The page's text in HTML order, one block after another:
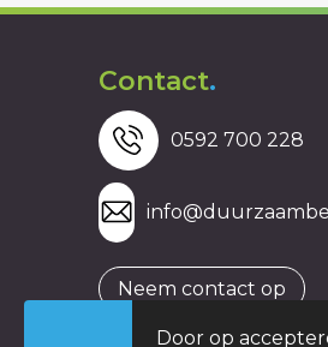
Contact.
0592 700 228
Neem contact op
Door op